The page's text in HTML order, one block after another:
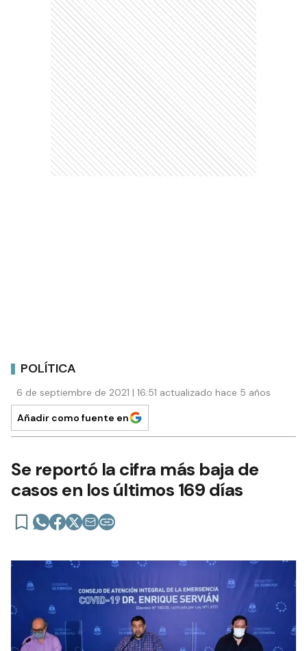
POLÍTICA
6 de septiembre de 2021 | 16:51 actualizado hace 5 años
Añadir como fuente en
Se reportó la cifra más baja de
casos en los últimos 169 días